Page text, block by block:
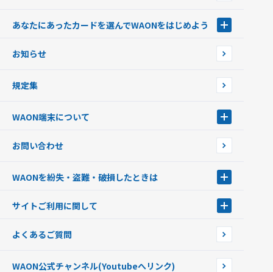
あなたにあったカードを選んでWAONをはじめよう
フードバンク応援WAON
ご当地WAON
G.G WAON
WAONカード・WAONカードプラス
モバイルWAON
提携WAONカード
お知らせ
規定集
WAON端末について
WAONネットステーション
新型WAONステーション
WAONチャージャーmini
お問い合わせ
WAONを紛失・盗難・破損したときは
WAONカードの拾得について
サイトご利用に関して
企業情報
よくあるご質問
WAON公式チャンネル(Youtubeへリンク)